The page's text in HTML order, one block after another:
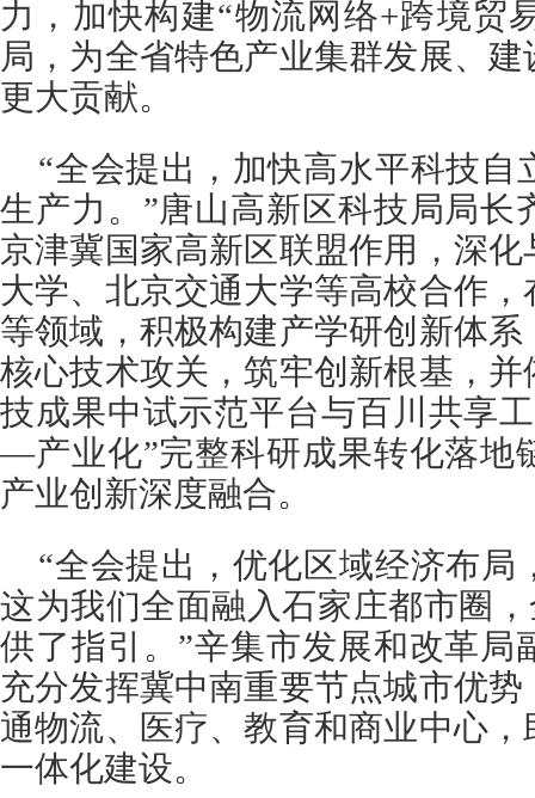
力，加快构建“物流网络+跨境贸
局，为全省特色产业集群发展、
更大贡献。
“全会提出，加快高水平科技自
生产力。”唐山高新区科技局局长
京津冀国家高新区联盟作用，深
大学、北京交通大学等高校合作
等领域，积极构建产学研创新体
核心技术攻关，筑牢创新根基，
技成果中试示范平台与百川共享
—产业化”完整科研成果转化落地
产业创新深度融合。
“全会提出，优化区域经济布局
这为我们全面融入石家庄都市圈
供了指引。”辛集市发展和改革局
充分发挥冀中南重要节点城市优
通物流、医疗、教育和商业中心
一体化建设。